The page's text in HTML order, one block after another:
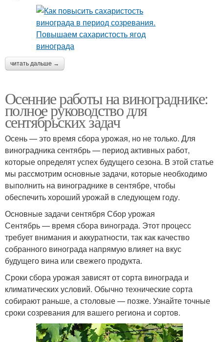
читать дальше →
Осенние работы на винограднике:
полное руководство для
сентябрьских задач
Осень — это время сбора урожая, но не только. Для
виноградника сентябрь — период активных работ,
которые определят успех будущего сезона. В этой статье
мы рассмотрим основные задачи, которые необходимо
выполнить на винограднике в сентябре, чтобы
обеспечить хороший урожай в следующем году.
Основные задачи сентября Сбор урожая
Сентябрь — время сбора винограда. Этот процесс
требует внимания и аккуратности, так как качество
собранного винограда напрямую влияет на вкус
будущего вина или свежего продукта.
Сроки сбора урожая зависят от сорта винограда и
климатических условий. Обычно технические сорта
собирают раньше, а столовые — позже. Узнайте точные
сроки созревания для вашего региона и сортов.